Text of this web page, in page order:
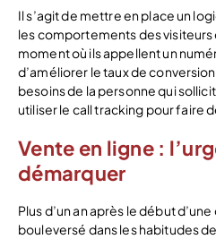
Il s’agit de mettre en place un
les comportements des visiteurs
moment où ils appellent un
d’améliorer le taux de
besoins de la personne qui
utiliser le call tracking pour faire
Vente en ligne :
démarquer
Plus d’un an après le début
bouleversé dans les habitudes